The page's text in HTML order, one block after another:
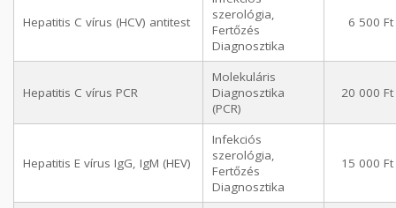
Hepatitis C vírus (HCV) antitest
szerológia,
Fertőzés
Diagnosztika
6 500 Ft
Hepatitis C vírus PCR
Molekuláris
Diagnosztika
(PCR)
20 000 Ft
Hepatitis E vírus IgG, IgM (HEV)
Infekciós
szerológia,
Fertőzés
Diagnosztika
15 000 Ft